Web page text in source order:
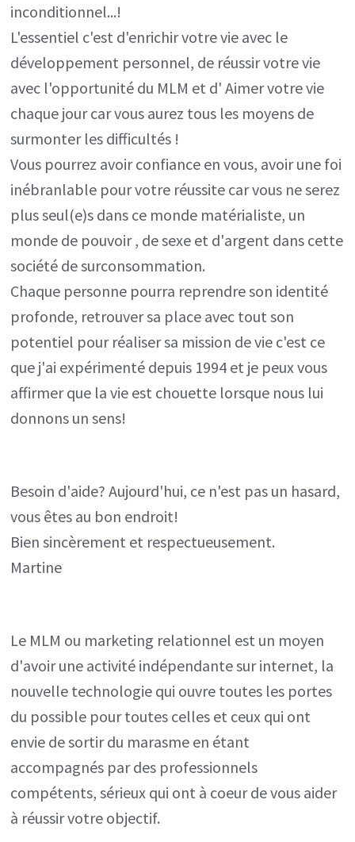
inconditionnel...!
L'essentiel c'est d'enrichir votre vie avec le
développement personnel, de réussir votre vie
avec l'opportunité du MLM et d' Aimer votre vie
chaque jour car vous aurez tous les moyens de
surmonter les difficultés !
Vous pourrez avoir confiance en vous, avoir une foi
inébranlable pour votre réussite car vous ne serez
plus seul(e)s dans ce monde matérialiste, un
monde de pouvoir , de sexe et d'argent dans cette
société de surconsommation.
Chaque personne pourra reprendre son identité
profonde, retrouver sa place avec tout son
potentiel pour réaliser sa mission de vie c'est ce
que j'ai expérimenté depuis 1994 et je peux vous
affirmer que la vie est chouette lorsque nous lui
donnons un sens!
Besoin d'aide? Aujourd'hui, ce n'est pas un hasard,
vous êtes au bon endroit!
Bien sincèrement et respectueusement.
Martine
Le MLM ou marketing relationnel est un moyen
d'avoir une activité indépendante sur internet, la
nouvelle technologie qui ouvre toutes les portes
du possible pour toutes celles et ceux qui ont
envie de sortir du marasme en étant
accompagnés par des professionnels
compétents, sérieux qui ont à coeur de vous aider
à réussir votre objectif.